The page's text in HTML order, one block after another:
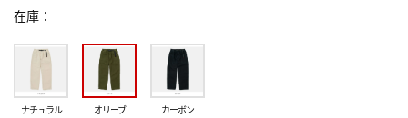
在庫
ナチュラル オリーブ カーボン